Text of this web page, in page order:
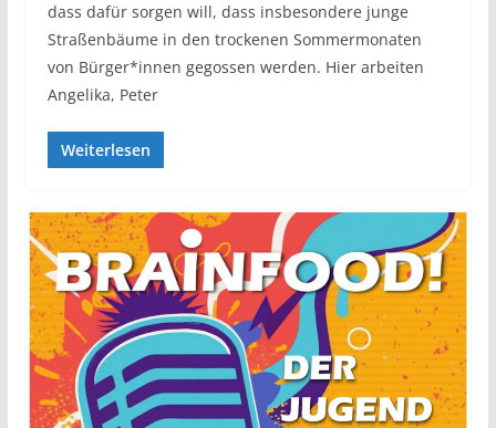
dass dafür sorgen will, dass insbesondere junge
Straßenbäume in den trockenen Sommermonaten
von Bürger*innen gegossen werden. Hier arbeiten
Angelika, Peter
Weiterlesen